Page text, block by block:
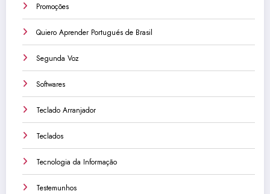
Promoções
Quiero Aprender Portugués de Brasil
Segunda Voz
Softwares
Teclado Arranjador
Teclados
Tecnologia da Informação
Testemunhos